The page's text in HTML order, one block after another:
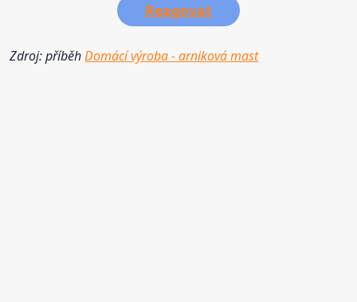
Reagovat
Zdroj: příběhDomácí výroba - arniková mast